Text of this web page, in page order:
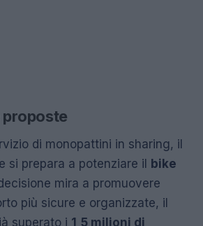
di monopattini in sharing, il
si prepara a potenziare il bike
mira a promuovere
più sicure e organizzate, il
superato i 1,5 milioni di